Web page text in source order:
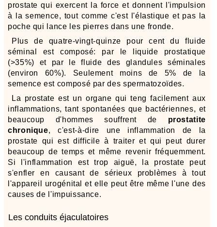
prostate qui exercent la force et donnent l'impulsion
à la semence, tout comme c'est l'élastique et pas la
poche qui lance les pierres dans une fronde.
Plus de quatre-vingt-quinze pour cent du fluide
séminal est composé: par le liquide prostatique
(>35%) et par le fluide des glandules séminales
(environ 60%). Seulement moins de 5% de la
semence est composé par des spermatozoïdes.
La prostate est un organe qui teng facilement aux
inflammations, tant spontanées que bactériennes, et
beaucoup d'hommes souffrent de prostatite
chronique, c'est-à-dire une inflammation de la
prostate qui est difficile à traiter et qui peut durer
beaucoup de temps et même revenir fréquemment.
Si l'inflammation est trop aiguë, la prostate peut
s'enfler en causant de sérieux problèmes à tout
l'appareil urogénital et elle peut être même l'une des
causes de l'impuissance.
Les conduits éjaculatoires